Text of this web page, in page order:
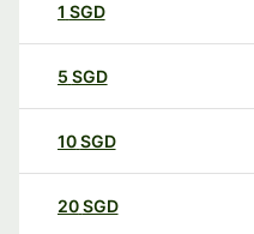
1 SGD
5 SGD
10SGD
20SGD